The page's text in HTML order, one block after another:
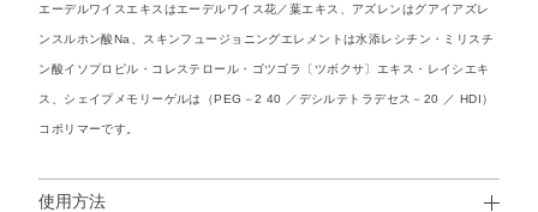
エーデルワイスエキスはエーデルワイス花／葉エキス、アズレンはグアイアズレ
ンスルホン酸Na、スキンフュージョニングエレメントは水添レシチン・ミリスチ
ン酸イソプロピル・コレステロール・ゴツゴラ〔ツボクサ〕エキス・レイシエキ
ス、シェイプメモリーゲルは（PEG－2 40 ／デシルテトラデセス－20 ／ HDI）
コポリマーです。
使用方法